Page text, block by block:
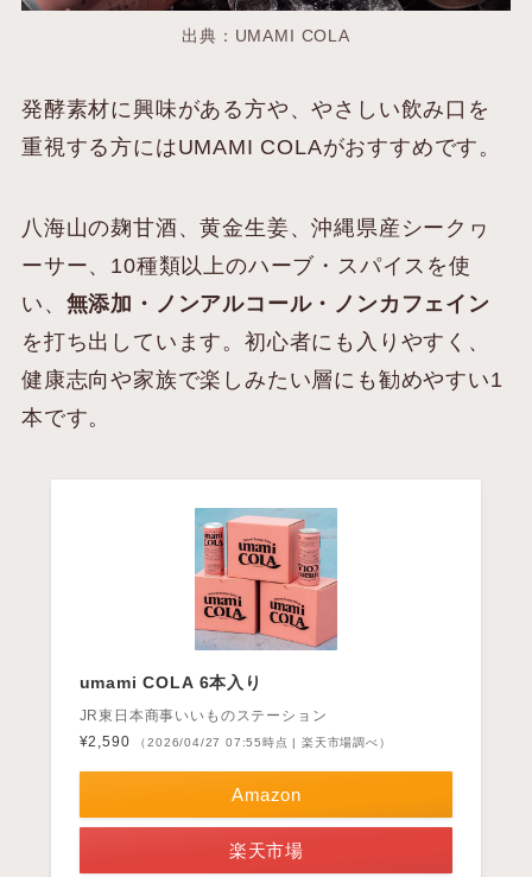
出典：UMAMI COLA
発酵素材に興味がある方や、やさしい飲み口を
重視する方にはUMAMI COLAがおすすめです。
八海山の麹甘酒、黄金生姜、沖縄県産シークヮ
ーサー、10種類以上のハーブ・スパイスを使
い、 無添加・ノンアルコール・ノンカフェイン
を打ち出しています。初心者にも入りやすく、
健康志向や家族で楽しみたい層にも勧めやすい1
本です。
umami COLA 6本入り
JR東日本商事いいものステーション
¥2,590
（2026/04/27 07:55時点 | 楽天市場調べ）
Amazon
楽天市場